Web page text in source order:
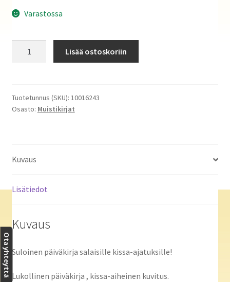
Varastossa
Lisää ostoskoriin
Tuotetunnus (SKU): 10016243
Osasto: Muistikirjat
Kuvaus
Lisätiedot
Kuvaus
Suloinen päiväkirja salaisille kissa-ajatuksille!
Lukollinen päiväkirja , kissa-aiheinen kuvitus.
Ota yhteyttä